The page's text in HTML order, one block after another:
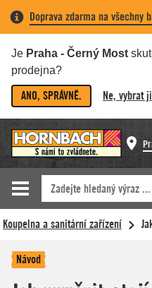
Doprava zdarma na všechny
Je Praha - Černý Most
prodejna?
ANO, SPRÁVNĚ. Ne, vybrat